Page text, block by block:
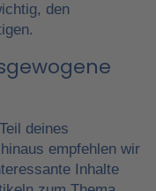
den
deines
empfehlen wir
Inhalte